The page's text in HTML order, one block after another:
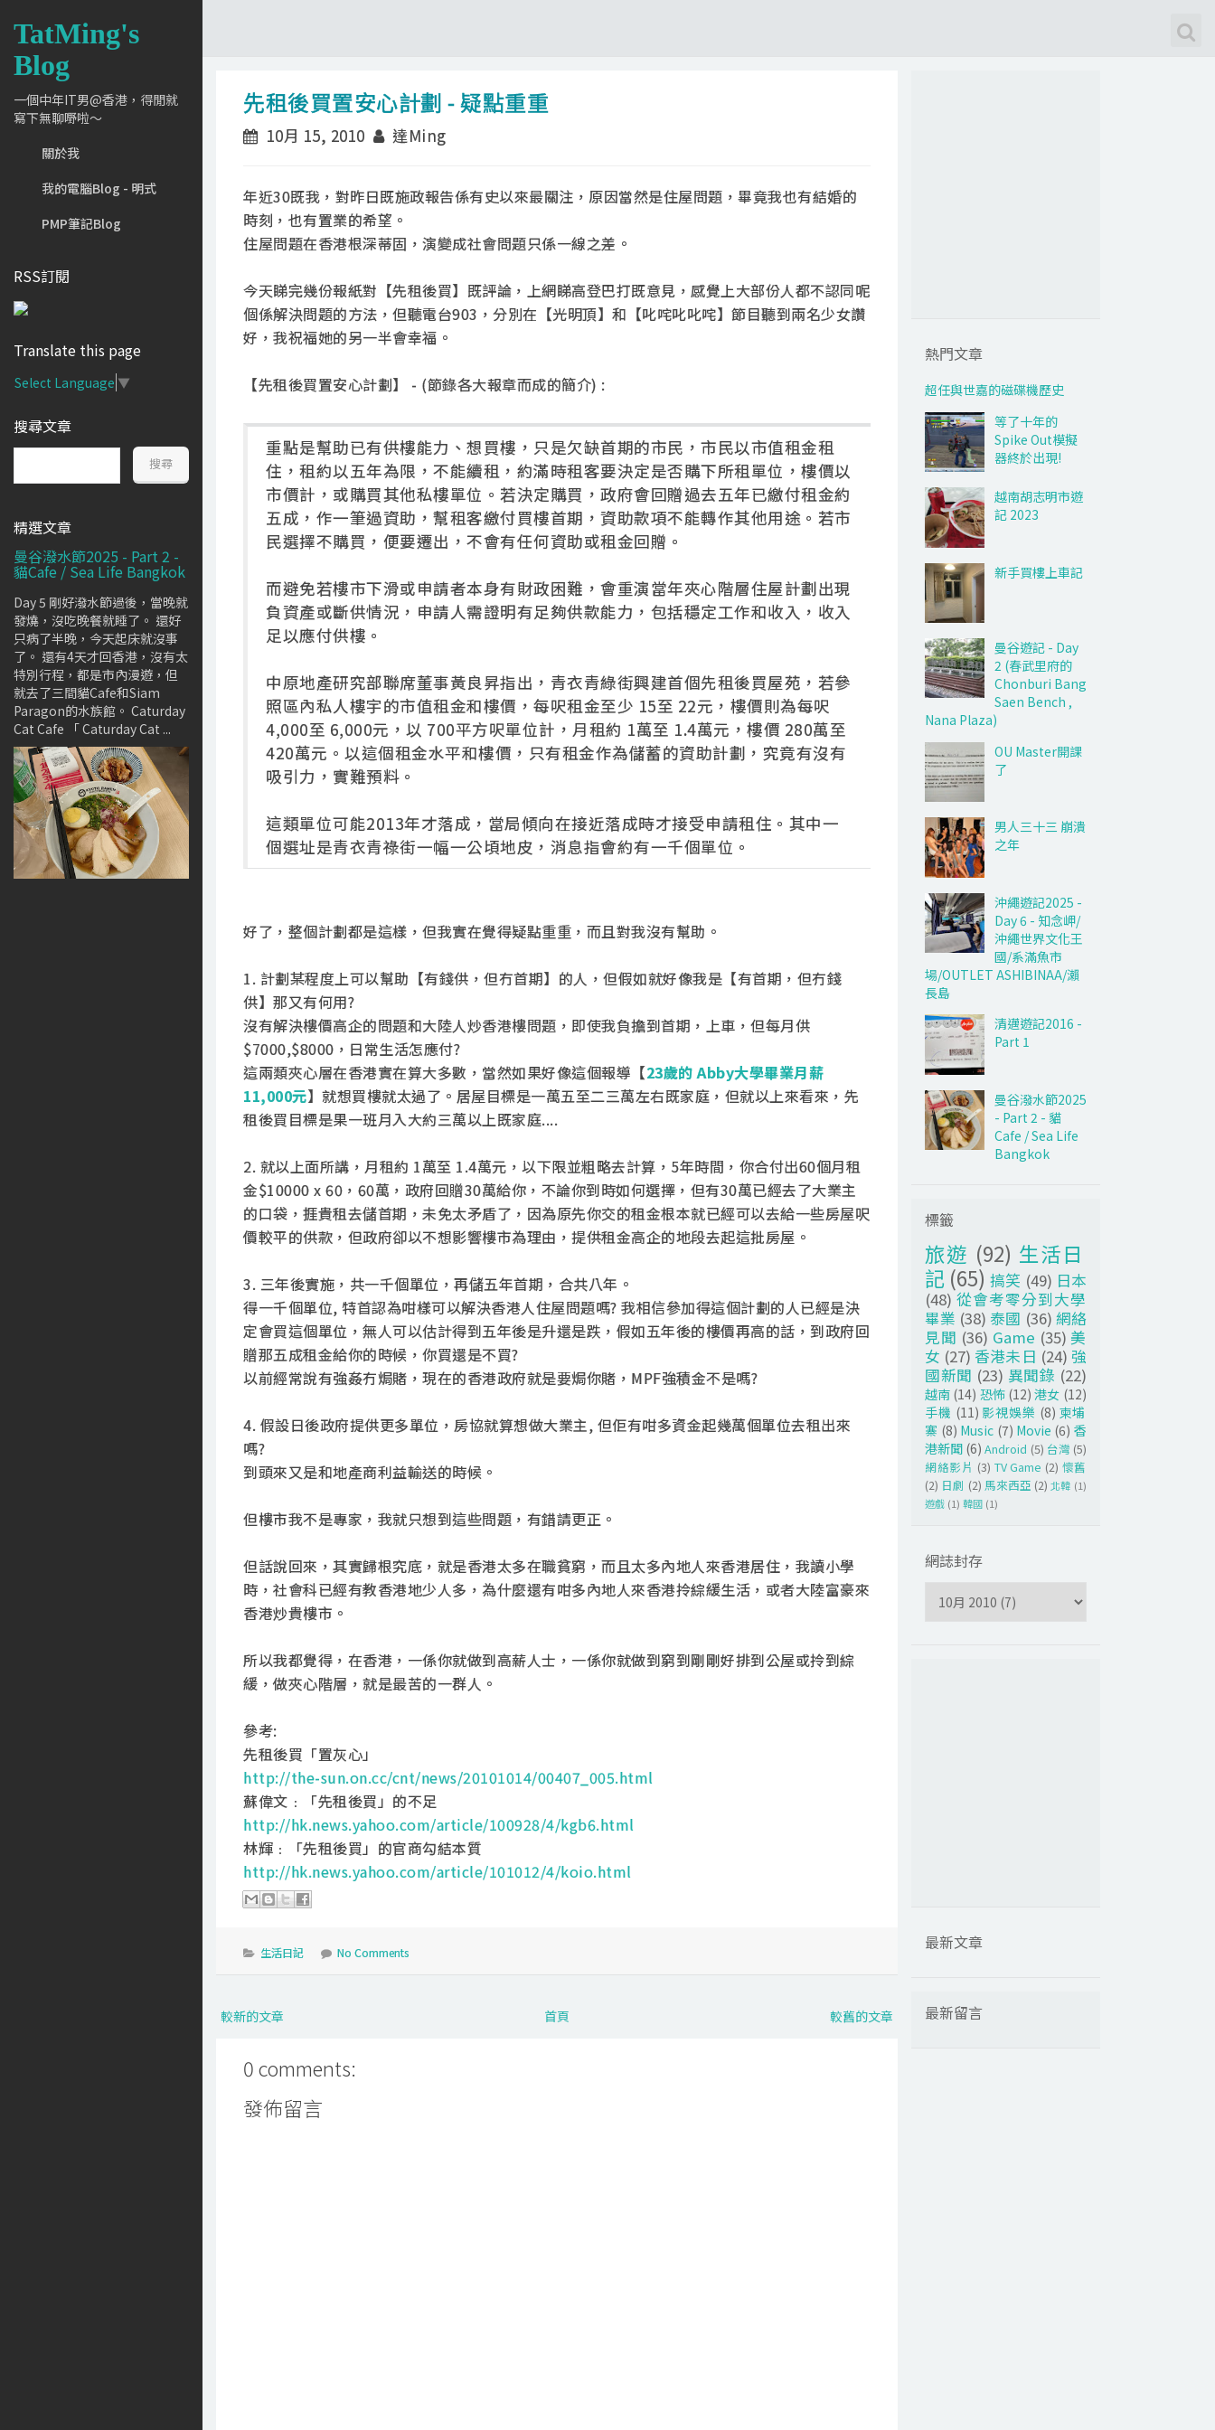
TatMing's
Blog
一個中年IT男@香港，得閒就
寫下無聊嘢啦～
關於我
我的電腦Blog - 明式
PMP筆記Blog
RSS訂閱
Translate this page
Select Language ▼
搜尋文章
精選文章
曼谷潑水節2025 - Part 2 -
貓Cafe / Sea Life Bangkok
Day 5 剛好潑水節過後，當晚就
發燒，沒吃晚餐就睡了。 還好
只病了半晚，今天起床就沒事
了。 還有4天才回香港，沒有太
特別行程，都是市內漫遊，但
就去了三間貓Cafe和Siam
Paragon的水族館。 Caturday
Cat Cafe 「 Caturday Cat ...
先租後買置安心計劃 - 疑點重重
10月 15, 2010 達Ming
年近30既我，對昨日既施政報告係有史以來最關注，原因當然是住屋問題，畢竟我也有結婚的
時刻，也有置業的希望。
住屋問題在香港根深蒂固，演變成社會問題只係一線之差。
今天睇完幾份報紙對【先租後買】既評論，上網睇高登巴打既意見，感覺上大部份人都不認同呢
個係解決問題的方法，但聽電台903，分別在【光明頂】和【叱咤叱叱咤】節目聽到兩名少女讚
好，我祝福她的另一半會幸福。
【先租後買置安心計劃】 - (節錄各大報章而成的簡介) :
重點是幫助已有供樓能力、想買樓，只是欠缺首期的市民，市民以市值租金租
住，租約以五年為限，不能續租，約滿時租客要決定是否購下所租單位，樓價以
市價計，或購買其他私樓單位。若決定購買，政府會回贈過去五年已繳付租金約
五成，作一筆過資助，幫租客繳付買樓首期，資助款項不能轉作其他用途。若市
民選擇不購買，便要遷出，不會有任何資助或租金回贈。
而避免若樓市下滑或申請者本身有財政困難，會重演當年夾心階層住屋計劃出現
負資產或斷供情況，申請人需證明有足夠供款能力，包括穩定工作和收入，收入
足以應付供樓。
中原地產研究部聯席董事黃良昇指出，青衣青綠街興建首個先租後買屋苑，若參
照區內私人樓宇的市值租金和樓價，每呎租金至少 15至 22元，樓價則為每呎
4,000至 6,000元，以 700平方呎單位計，月租約 1萬至 1.4萬元，樓價 280萬至
420萬元。以這個租金水平和樓價，只有租金作為儲蓄的資助計劃，究竟有沒有
吸引力，實難預料。
這類單位可能2013年才落成，當局傾向在接近落成時才接受申請租住。其中一
個選址是青衣青祿街一幅一公頃地皮，消息指會約有一千個單位。
好了，整個計劃都是這樣，但我實在覺得疑點重重，而且對我沒有幫助。
1. 計劃某程度上可以幫助【有錢供，但冇首期】的人，但假如就好像我是【有首期，但冇錢
供】那又有何用?
沒有解決樓價高企的問題和大陸人炒香港樓問題，即使我負擔到首期，上車，但每月供
$7000,$8000，日常生活怎應付?
這兩類夾心層在香港實在算大多數，當然如果好像這個報導【23歲的 Abby大學畢業月薪
11,000元】就想買樓就太過了。居屋目標是一萬五至二三萬左右既家庭，但就以上來看來，先
租後買目標是果一班月入大約三萬以上既家庭....
2. 就以上面所講，月租約 1萬至 1.4萬元，以下限並粗略去計算，5年時間，你合付出60個月租
金$10000 x 60，60萬，政府回贈30萬給你，不論你到時如何選擇，但有30萬已經去了大業主
的口袋，捱貴租去儲首期，未免太矛盾了，因為原先你交的租金根本就已經可以去給一些房屋呎
價較平的供款，但政府卻以不想影響樓市為理由，提供租金高企的地段去起這批房屋。
3. 三年後實施，共一千個單位，再儲五年首期，合共八年。
得一千個單位, 特首認為咁樣可以解決香港人住屋問題嗎? 我相信參加得這個計劃的人已經是決
定會買這個單位，無人可以估計得到五年後是升還是跌，假如五年後的樓價再高的話，到政府回
贈那五成租金給你的時候，你買還是不買?
以前經常說有強姦冇焗賭，現在的香港政府就是要焗你賭，MPF強積金不是嗎?
4. 假設日後政府提供更多單位，房協就算想做大業主, 但佢有咁多資金起幾萬個單位去租出來
嗎?
到頭來又是和地產商利益輸送的時候。
但樓市我不是專家，我就只想到這些問題，有錯請更正。
但話說回來，其實歸根究底，就是香港太多在職貧窮，而且太多內地人來香港居住，我讀小學
時，社會科已經有教香港地少人多，為什麼還有咁多內地人來香港拎綜緩生活，或者大陸富豪來
香港炒貴樓市。
所以我都覺得，在香港，一係你就做到高薪人士，一係你就做到窮到剛剛好排到公屋或拎到綜
緩，做夾心階層，就是最苦的一群人。
參考:
先租後買「置灰心」
http://the-sun.on.cc/cnt/news/20101014/00407_005.html
蘇偉文﹕「先租後買」的不足
http://hk.news.yahoo.com/article/100928/4/kgb6.html
林輝﹕「先租後買」的官商勾結本質
http://hk.news.yahoo.com/article/101012/4/koio.html
生活日記 No Comments
較新的文章 較舊的文章
首頁
0 comments:
發佈留言
熱門文章
超任與世嘉的磁碟機歷史
等了十年的
Spike Out模擬
器終於出現!
越南胡志明市遊
記 2023
新手買樓上車記
曼谷遊記 - Day
2 (春武里府的
Chonburi Bang
Saen Bench ,
Nana Plaza)
OU Master開課
了
男人三十三 崩潰
之年
沖繩遊記2025 -
Day 6 - 知念岬/
沖繩世界文化王
國/系滿魚市
場/OUTLET ASHIBINAA/瀨
長島
清邁遊記2016 -
Part 1
曼谷潑水節2025
- Part 2 - 貓
Cafe / Sea Life
Bangkok
標籤
旅遊 (92) 生活日
記 (65) 搞笑 (49) 日本
(48) 從會考零分到大學
畢業 (38) 泰國 (36) 網絡
見聞 (36) Game (35) 美
女 (27) 香港未日 (24) 強
國新聞 (23) 異聞錄 (22)
越南 (14) 恐怖 (12) 港女 (12)
手機 (11) 影視娛樂 (8) 柬埔
寨 (8) Music (7) Movie (6) 香
港新聞 (6) Android (5) 台灣 (5)
網絡影片 (3) TV Game (2) 懷舊
(2) 日劇 (2) 馬來西亞 (2) 北韓 (1)
遊戲 (1) 韓國 (1)
網誌封存
最新文章
最新留言